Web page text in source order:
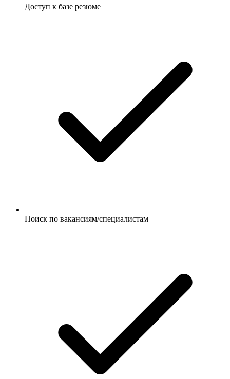
Доступ к базе резюме
Поиск по вакансиям/специалистам